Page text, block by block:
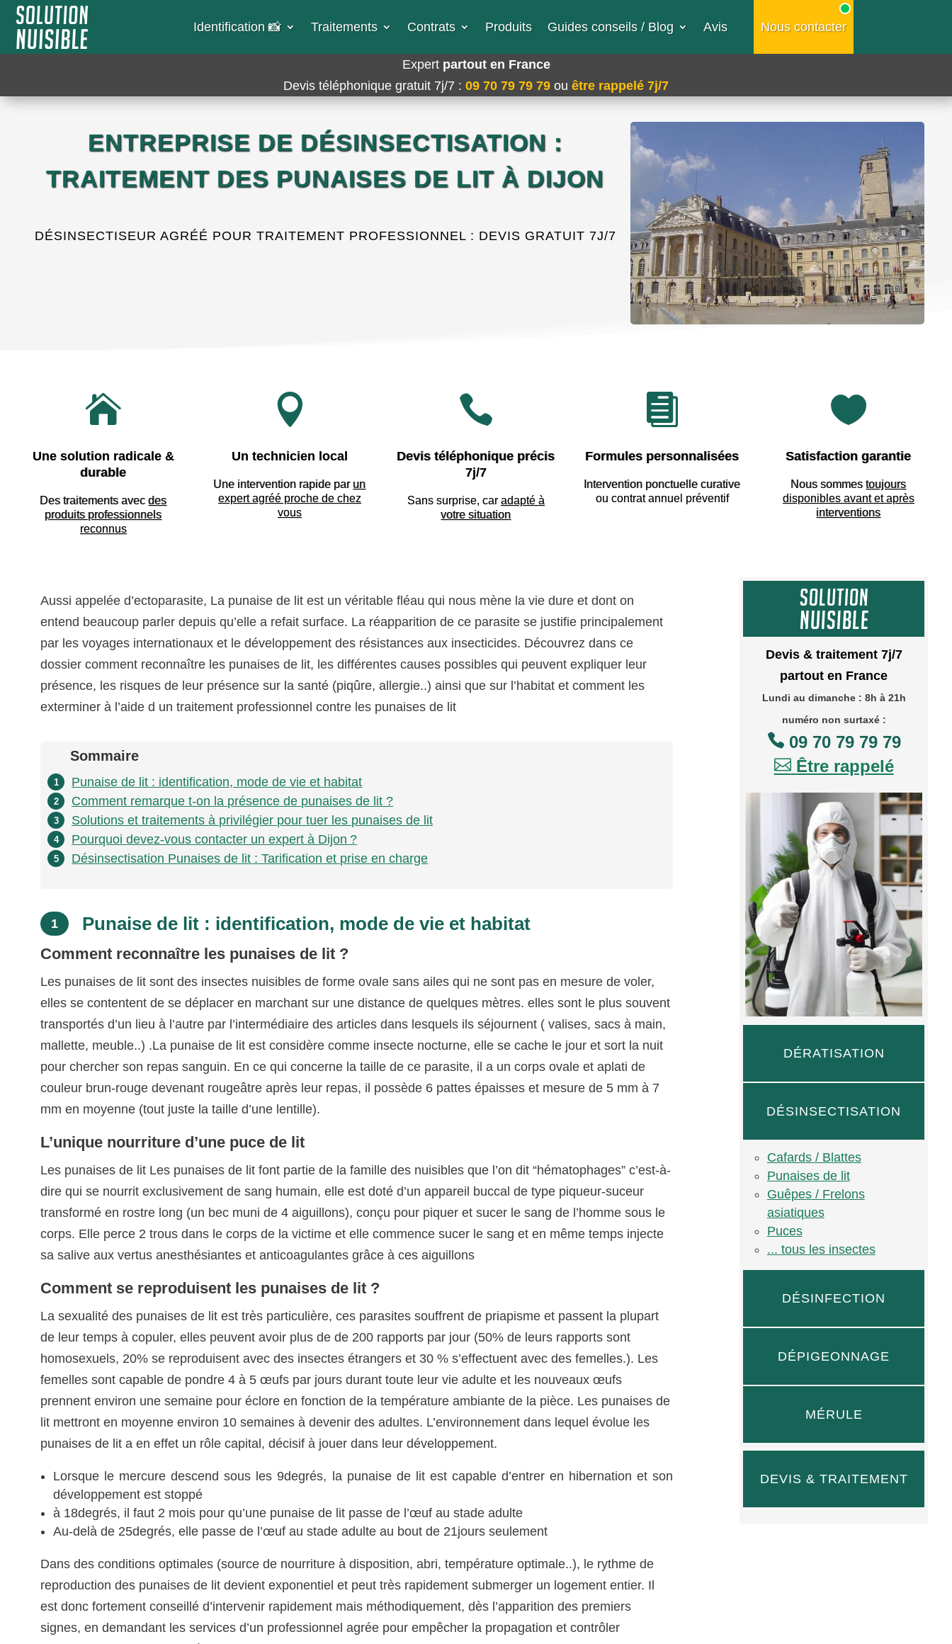
Identification 📸​ Traitements Contrats Produits Guides conseils / Blog Avis Nous contacter
Expert partout en France
Devis téléphonique gratuit 7j/7 : 09 70 79 79 79 ou être rappelé 7j/7
ENTREPRISE DE DÉSINSECTISATION :
TRAITEMENT DES PUNAISES DE LIT À DIJON
DÉSINSECTISEUR AGRÉÉ POUR TRAITEMENT PROFESSIONNEL : DEVIS GRATUIT 7J/7

Une solution radicale &
durable
Des traitements avecdes
produits professionnels
reconnus

Un technicien local
Une intervention rapide par un
expert agréé proche de chez
vous

Devis téléphonique précis
7j/7
Sans surprise, car adapté à
votre situation

Formules personnalisées
Intervention ponctuelle curative
ou contrat annuel préventif

Satisfaction garantie
Nous sommestoujours
disponibles avant et après
interventions
Aussi appelée d’ectoparasite, La punaise de lit est un véritable fléau qui nous mène la vie dure et dont on
entend beaucoup parler depuis qu’elle a refait surface. La réapparition de ce parasite se justifie principalement
par les voyages internationaux et le développement des résistances aux insecticides. Découvrez dans ce
dossier comment reconnaître les punaises de lit, les différentes causes possibles qui peuvent expliquer leur
présence, les risques de leur présence sur la santé (piqûre, allergie..) ainsi que sur l’habitat et comment les
exterminer à l’aide d un traitement professionnel contre les punaises de lit
Sommaire
1 Punaise de lit : identification, mode de vie et habitat
2 Comment remarque t-on la présence de punaises de lit ?
3 Solutions et traitements à privilégier pour tuer les punaises de lit
4 Pourquoi devez-vous contacter un expert à Dijon ?
5 Désinsectisation Punaises de lit : Tarification et prise en charge
1 Punaise de lit : identification, mode de vie et habitat
Comment reconnaître les punaises de lit ?
Les punaises de lit sont des insectes nuisibles de forme ovale sans ailes qui ne sont pas en mesure de voler,
elles se contentent de se déplacer en marchant sur une distance de quelques mètres. elles sont le plus souvent
transportés d’un lieu à l’autre par l’intermédiaire des articles dans lesquels ils séjournent ( valises, sacs à main,
mallette, meuble..) .La punaise de lit est considère comme insecte nocturne, elle se cache le jour et sort la nuit
pour chercher son repas sanguin. En ce qui concerne la taille de ce parasite, il a un corps ovale et aplati de
couleur brun-rouge devenant rougeâtre après leur repas, il possède 6 pattes épaisses et mesure de 5 mm à 7
mm en moyenne (tout juste la taille d’une lentille).
L’unique nourriture d’une puce de lit
Les punaises de lit Les punaises de lit font partie de la famille des nuisibles que l’on dit “hématophages” c’est-à-
dire qui se nourrit exclusivement de sang humain, elle est doté d’un appareil buccal de type piqueur-suceur
transformé en rostre long (un bec muni de 4 aiguillons), conçu pour piquer et sucer le sang de l’homme sous le
corps. Elle perce 2 trous dans le corps de la victime et elle commence sucer le sang et en même temps injecte
sa salive aux vertus anesthésiantes et anticoagulantes grâce à ces aiguillons
Comment se reproduisent les punaises de lit ?
La sexualité des punaises de lit est très particulière, ces parasites souffrent de priapisme et passent la plupart
de leur temps à copuler, elles peuvent avoir plus de de 200 rapports par jour (50% de leurs rapports sont
homosexuels, 20% se reproduisent avec des insectes étrangers et 30 % s’effectuent avec des femelles.). Les
femelles sont capable de pondre 4 à 5 œufs par jours durant toute leur vie adulte et les nouveaux œufs
prennent environ une semaine pour éclore en fonction de la température ambiante de la pièce. Les punaises de
lit mettront en moyenne environ 10 semaines à devenir des adultes. L’environnement dans lequel évolue les
punaises de lit a en effet un rôle capital, décisif à jouer dans leur développement.
Lorsque le mercure descend sous les 9degrés, la punaise de lit est capable d’entrer en hibernation et son
développement est stoppé
à 18degrés, il faut 2 mois pour qu’une punaise de lit passe de l’œuf au stade adulte
Au-delà de 25degrés, elle passe de l’œuf au stade adulte au bout de 21jours seulement
Dans des conditions optimales (source de nourriture à disposition, abri, température optimale..), le rythme de
reproduction des punaises de lit devient exponentiel et peut très rapidement submerger un logement entier. Il
est donc fortement conseillé d’intervenir rapidement mais méthodiquement, dès l’apparition des premiers
signes, en demandant les services d’un professionnel agrée pour empêcher la propagation et contrôler
Devis & traitement 7j/7
partout en France
Lundi au dimanche : 8h à 21h
numéro non surtaxé :
09 70 79 79 79
 Être rappelé
DÉRATISATION
DÉSINSECTISATION
Cafards / Blattes
Punaises de lit
Guêpes / Frelons
asiatiques
Puces
... tous les insectes
DÉSINFECTION
DÉPIGEONNAGE
MÉRULE
DEVIS & TRAITEMENT